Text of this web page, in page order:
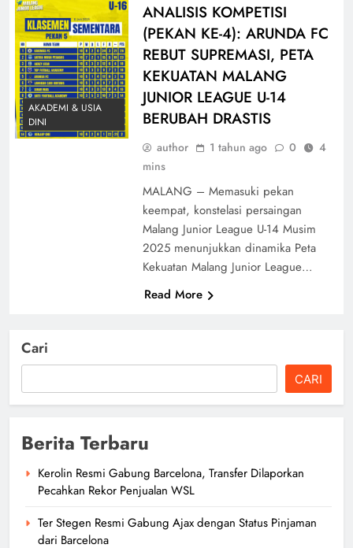
AKADEMI & USIA
DINI
ANALISIS KOMPETISI
(PEKAN KE-4): ARUNDA FC
REBUT SUPREMASI, PETA
KEKUATAN MALANG
JUNIOR LEAGUE U-14
BERUBAH DRASTIS
author 1 tahun ago 0
4
mins
MALANG – Memasuki pekan
keempat, konstelasi persaingan
Malang Junior League U-14 Musim
2025 menunjukkan dinamika Peta
Kekuatan Malang Junior League…
Read More
Cari
CARI
Berita Terbaru
Kerolin Resmi Gabung Barcelona, Transfer Dilaporkan
Pecahkan Rekor Penjualan WSL
Ter Stegen Resmi Gabung Ajax dengan Status Pinjaman
dari Barcelona